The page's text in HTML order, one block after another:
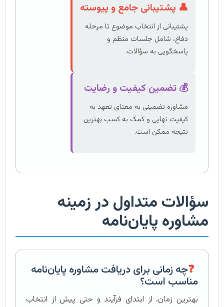
👤 پشتیبانی جامع و پیوسته
پشتیبانی از انتخاب موضوع تا مرحله
دفاع، شامل جلسات منظم و
پاسخگویی به سؤالات.
💰 تضمین کیفیت و رضایت
مشاوره تضمینی به معنای تعهد به
کیفیت نهایی و کمک به کسب بهترین
نتیجه ممکن است.
سؤالات متداول در زمینه
مشاوره پایان‌نامه
❓چه زمانی برای دریافت مشاوره پایان‌نامه
مناسب است؟
بهترین زمان، از ابتدای فرآیند و حتی پیش از انتخاب